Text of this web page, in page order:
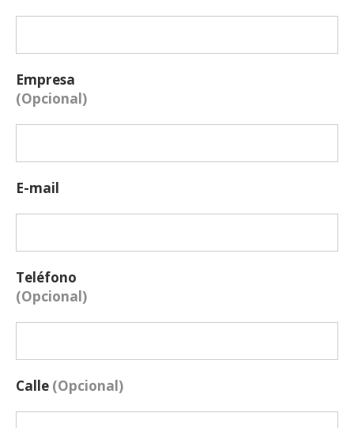
Empresa
(Opcional)
E-mail
Teléfono
(Opcional)
Calle (Opcional)